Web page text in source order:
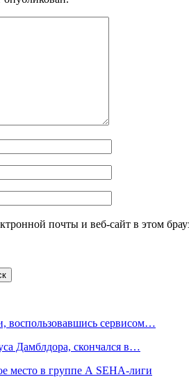
почты и веб-сайт в этом
воспользовавшись сервисом…
Дамблдора, скончался в…
место в группе А SEHA-лиги